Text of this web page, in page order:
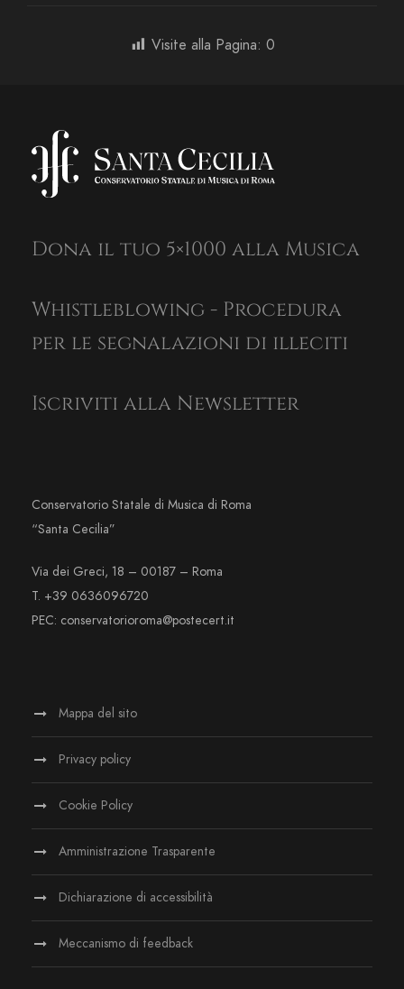
Visite alla Pagina: 0
Dona il tuo 5×1000 alla Musica
Whistleblowing - Procedura
per le segnalazioni di illeciti
Iscriviti alla Newsletter
Conservatorio Statale di Musica di Roma
“Santa Cecilia”
Via dei Greci, 18 – 00187 – Roma
T. +39 0636096720
PEC: conservatorioroma@postecert.it
Mappa del sito
Privacy policy
Cookie Policy
Amministrazione Trasparente
Dichiarazione di accessibilità
Meccanismo di feedback